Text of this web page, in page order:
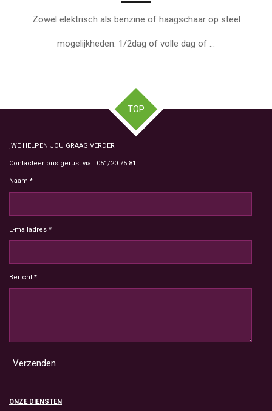
Zowel elektrisch als benzine of haagschaar op steel
mogelijkheden: 1/2dag of volle dag of ...
TOP
,WE HELPEN JOU GRAAG VERDER
Contacteer ons gerust via: 051/20.75.81
Naam *
E-mailadres *
Bericht *
Verzenden
ONZE DIENSTEN